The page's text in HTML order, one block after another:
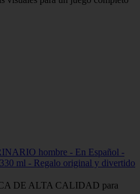
hombre - En Español -
ml - Regalo original y divertido
DE ALTA CALIDAD para